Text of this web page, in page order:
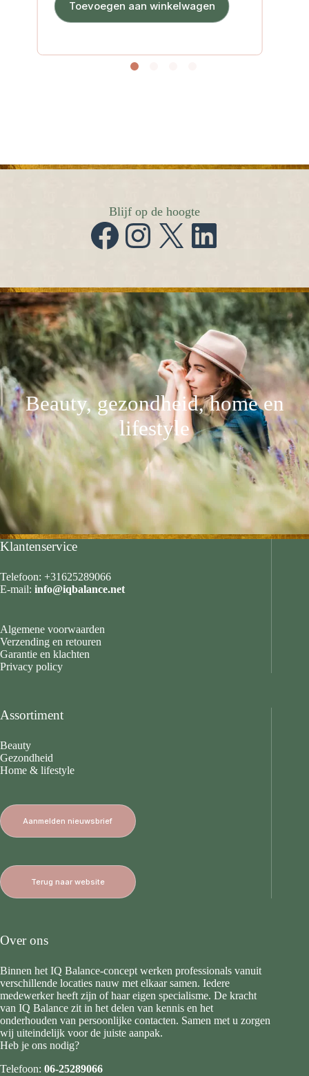
Toevoegen aan winkelwagen
Blijf op de hoogte
Facebook
Instagram
X LinkedIn
Beauty, gezondheid, home en
lifestyle
Klantenservice
Telefoon: +31625289066
E-mail: info@iqbalance.net
Algemene voorwaarden
Verzending en retouren
Garantie en klachten
Privacy policy
Assortiment
Beauty
Gezondheid
Home & lifestyle
Aanmelden nieuwsbrief
Terug naar website
Over ons
Binnen het IQ Balance-concept werken professionals vanuit
verschillende locaties nauw met elkaar samen. Iedere
medewerker heeft zijn of haar eigen specialisme. De kracht
van IQ Balance zit in het delen van kennis en het
onderhouden van persoonlijke contacten. Samen met u zorgen
wij uiteindelijk voor de juiste aanpak.
Heb je ons nodig?
Telefoon: 06-25289066